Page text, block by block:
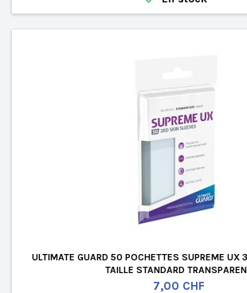
ULTIMATE GUARD 50 POCHETTES SUPREME UX
TAILLE STANDARD
Prix
7,00 CHF